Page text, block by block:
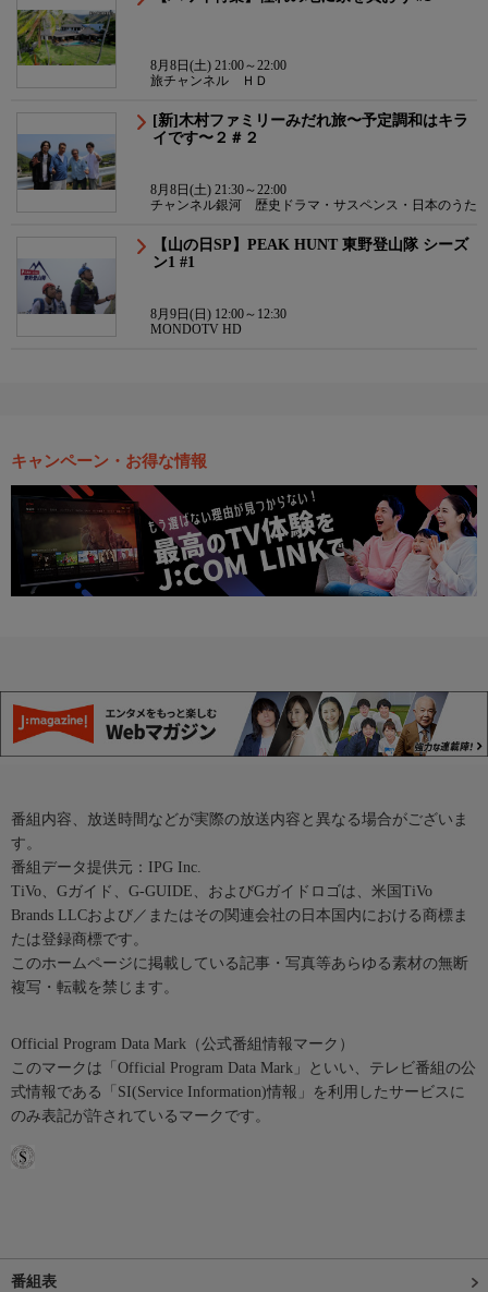
8月8日(土) 21:00～22:00
旅チャンネル ＨＤ
[新]木村ファミリーみだれ旅〜予定調和はキラ
イです〜２＃２
8月8日(土) 21:30～22:00
チャンネル銀河 歴史ドラマ・サスペンス・日本のうた
【山の日SP】PEAK HUNT 東野登山隊 シーズ
ン1 #1
8月9日(日) 12:00～12:30
MONDOTV HD
キャンペーン・お得な情報
番組内容、放送時間などが実際の放送内容と異なる場合がございま
す。
番組データ提供元：IPG Inc.
TiVo、Gガイド、G-GUIDE、およびGガイドロゴは、米国TiVo
Brands LLCおよび／またはその関連会社の日本国内における商標ま
たは登録商標です。
このホームページに掲載している記事・写真等あらゆる素材の無断
複写・転載を禁じます。
Official Program Data Mark（公式番組情報マーク）
このマークは「Official Program Data Mark」といい、テレビ番組の公
式情報である「SI(Service Information)情報」を利用したサービスに
のみ表記が許されているマークです。
番組表